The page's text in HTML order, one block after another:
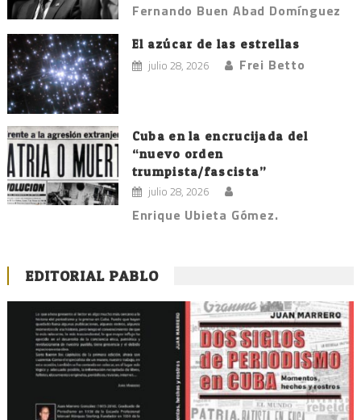
Fernando Buen Abad Domínguez
El azúcar de las estrellas
julio 28, 2026 Frei Betto
Cuba en la encrucijada del
“nuevo orden
trumpista/fascista”
julio 28, 2026
Enrique Ubieta Gómez.
EDITORIAL PABLO